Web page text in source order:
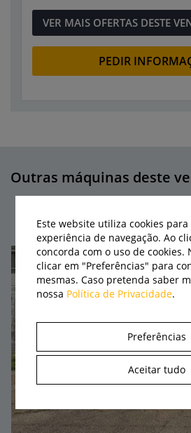
VER MAIS OFERTAS DESTE
PEDIR
Outras máquinas deste
Este website utiliza cookies
experiência de navegação. Ao
concorda com o uso de cookies.
clicar em "Preferências" para
mesmas. Caso pretenda saber
nossa Política de Privacidade.
Preferências
Aceitar tudo